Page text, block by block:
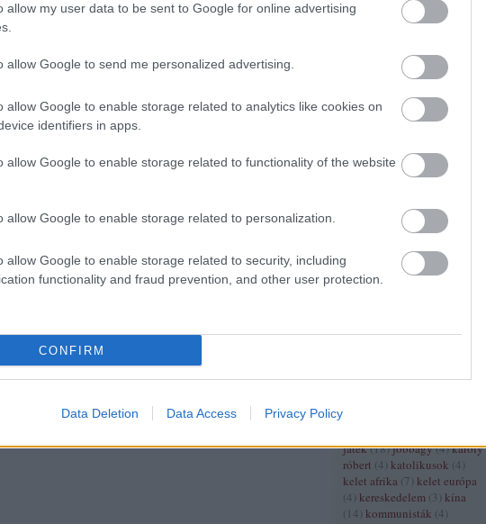
allow my user data to be sent to Google for online advertising
allow Google to send me personalized advertising.
allow Google to enable storage related to analytics like cookies on
identifiers in apps.
allow Google to enable storage related to functionality of the website
allow Google to enable storage related to personalization.
allow Google to enable storage related to security, including
functionality and fraud prevention, and other user protection.
CONFIRM
Data Deletion Data Access Privacy Policy
universalis
(3 fasiszták
ferdinánd
földközi tenger(8)franciák
franciaország(11)
gazdaságtörténet
)gesta
gyarmat (3 gyarmatosítás
györffy györgy (3
handel
havaselve
hódító vilmos(3)hohenstauf
honti lászló(3)horthy
miklós
horvátok (12
hugenotta
(6)iii frigyes(4)ii béla(
iparosodás(3)itália(4)iv
játék(18)jobbágy(4)károly
róbert (4) katolikusok (4)
kelet afrika (7) kelet európa
(4) kereskedelem (3 ) kína
( 14) kommunisták (4)